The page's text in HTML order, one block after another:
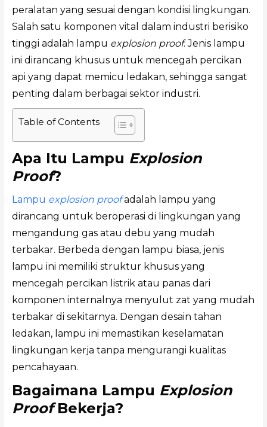
peralatan yang sesuai dengan kondisi lingkungan.
Salah satu komponen vital dalam industri berisiko
tinggi adalah lampu explosion proof. Jenis lampu
ini dirancang khusus untuk mencegah percikan
api yang dapat memicu ledakan, sehingga sangat
penting dalam berbagai sektor industri.
Table of Contents
Apa Itu Lampu Explosion
Proof?
Lampu explosion proofadalah lampu yang
dirancang untuk beroperasi di lingkungan yang
mengandung gas atau debu yang mudah
terbakar. Berbeda dengan lampu biasa, jenis
lampu ini memiliki struktur khusus yang
mencegah percikan listrik atau panas dari
komponen internalnya menyulut zat yang mudah
terbakar di sekitarnya. Dengan desain tahan
ledakan, lampu ini memastikan keselamatan
lingkungan kerja tanpa mengurangi kualitas
pencahayaan.
Bagaimana Lampu Explosion
ProofBekerja?